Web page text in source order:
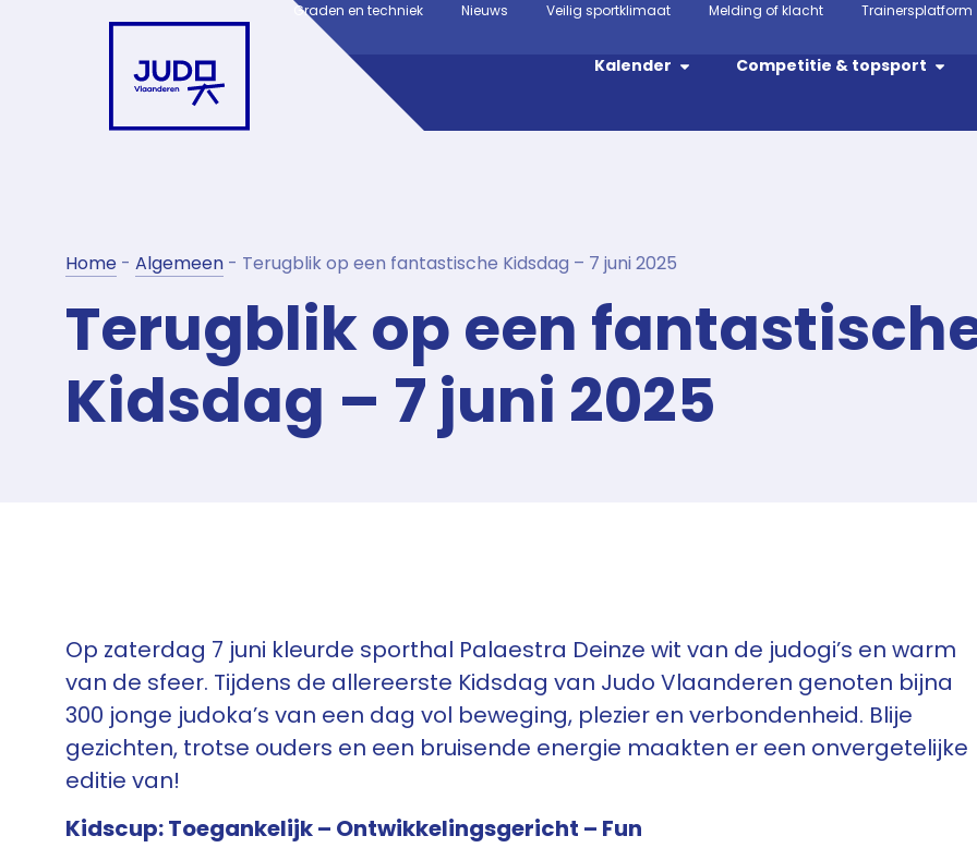
Graden en techniek Nieuws Veilig sportklimaat Melding of klacht Trainersplatform
Kalender Competitie & topsport
Home - Algemeen - Terugblik op een fantastische Kidsdag – 7 juni 2025
Terugblik op een
Kidsdag – 7 juni 2025
Op zaterdag 7 juni kleurde sporthal Palaestra Deinze wit van de judogi’s en warm
van de sfeer. Tijdens de allereerste Kidsdag van Judo Vlaanderen genoten bijna
300 jonge judoka’s van een dag vol beweging, plezier en verbondenheid. Blije
gezichten, trotse ouders en een bruisende energie maakten er een onvergetelijke
editie van!
Kidscup: Toegankelijk – Ontwikkelingsgericht – Fun